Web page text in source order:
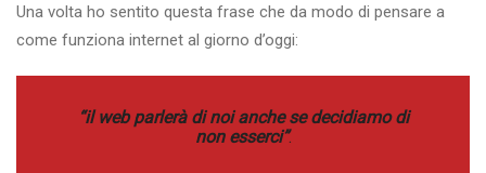
Una volta ho sentito questa frase che da modo di pensare a
come funziona internet al giorno d’oggi:
“il web parlerà di noi anche se decidiamo di
non esserci”.